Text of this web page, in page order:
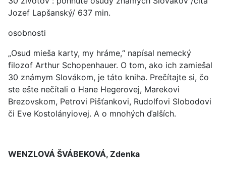
Jozef Lapšanský/ 637 min.
osobnosti
„Osud mieša karty, my hráme,“ napísal nemecký
filozof Arthur Schopenhauer. O tom, ako ich zamiešal
30 známym Slovákom, je táto kniha. Prečítajte si, čo
ste ešte nečítali o Hane Hegerovej, Marekovi
Brezovskom, Petrovi Pišťankovi, Rudolfovi Slobodovi
či Eve Kostolányiovej. A o mnohých ďalších.
WENZLOVÁ ŠVÁBEKOVÁ, Zdenka